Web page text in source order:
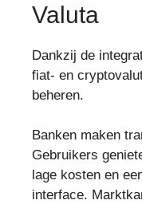
Valuta
Dankzij de
fiat- en
beheren.
Banken maken
Gebruikers
lage kosten en
interface.